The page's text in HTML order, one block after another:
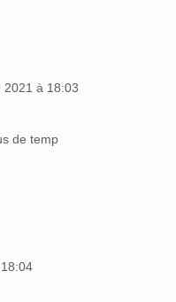
2021 à 18:03
de temp